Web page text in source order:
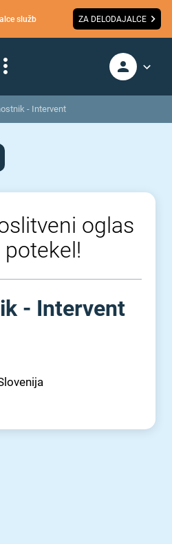
služb ZA DELODAJALCE
- Intervent
oglas
potekel!
- Intervent